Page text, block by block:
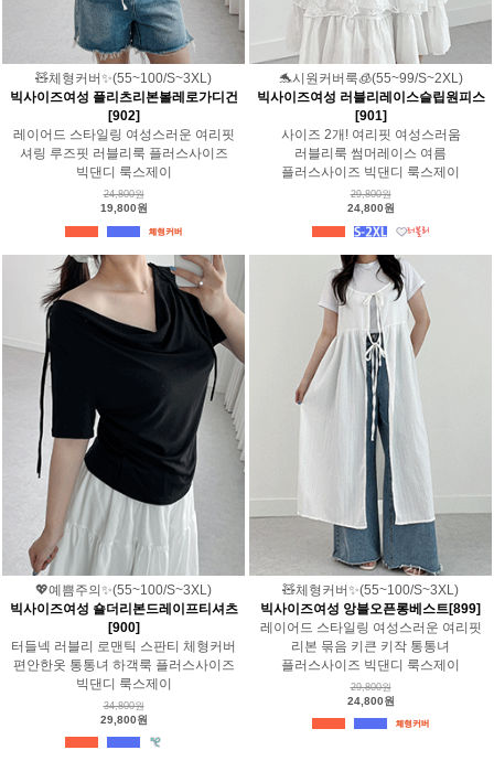
🧸체형커버✨(55~100/S~3XL)
빅사이즈여성 플리츠리본볼레로가디건
[902]
레이어드 스타일링 여성스러운 여리핏
셔링 루즈핏 러블리룩 플러스사이즈
빅댄디 룩스제이
24,800원
19,800원
🐬시원커버룩🧊(55~99/S~2XL)
빅사이즈여성 러블리레이스슬립원피스
[901]
사이즈 2개! 여리핏 여성스러움
러블리룩 썸머레이스 여름
플러스사이즈 빅댄디 룩스제이
29,800원
24,800원
💖예쁨주의✨(55~100/S~3XL)
빅사이즈여성 숄더리본드레이프티셔츠
[900]
터들넥 러블리 로맨틱 스판티 체형커버
편안한옷 통통녀 하객룩 플러스사이즈
빅댄디 룩스제이
34,800원
29,800원
🧸체형커버✨(55~100/S~3XL)
빅사이즈여성 앙블오픈롱베스트[899]
레이어드 스타일링 여성스러운 여리핏
리본 묶음 키큰 키작 통통녀
플러스사이즈 빅댄디 룩스제이
29,800원
24,800원